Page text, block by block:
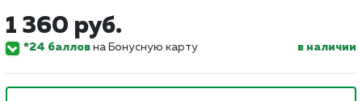
1 360 руб.
*24 баллов на Бонусную карту в наличии